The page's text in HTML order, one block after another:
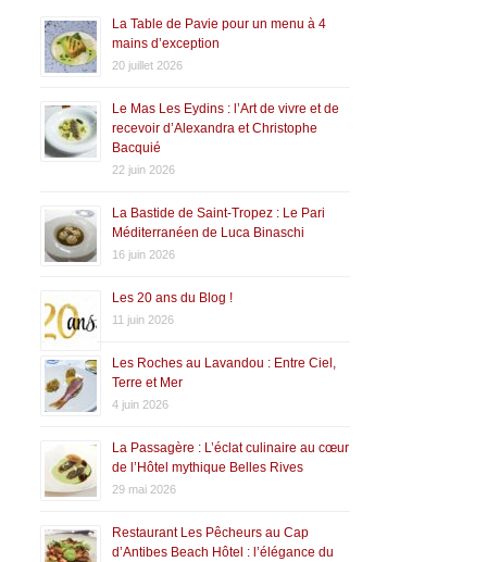
La Table de Pavie pour un menu à 4
mains d’exception
20 juillet 2026
Le Mas Les Eydins : l’Art de vivre et de
recevoir d’Alexandra et Christophe
Bacquié
22 juin 2026
La Bastide de Saint-Tropez : Le Pari
Méditerranéen de Luca Binaschi
16 juin 2026
Les 20 ans du Blog !
11 juin 2026
Les Roches au Lavandou : Entre Ciel,
Terre et Mer
4 juin 2026
La Passagère : L’éclat culinaire au cœur
de l’Hôtel mythique Belles Rives
29 mai 2026
Restaurant Les Pêcheurs au Cap
d’Antibes Beach Hôtel : l’élégance du